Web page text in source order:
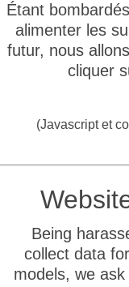
Étant
alimenter les
futur, nous
cliquer
(Javascript et
Being
collect data
models, we